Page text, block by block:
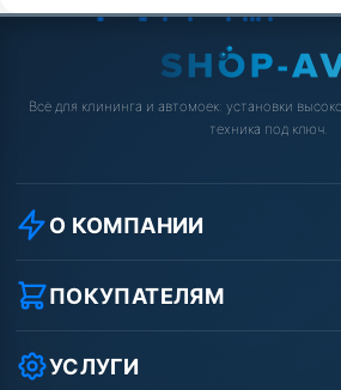
Всё для клининга и автомоек: установки
техника под ключ.
О КОМПАНИИ
О компании
Реквизиты ООО «Шоп АВД»
Условия соглашения
Вакансии
ПОКУПАТЕЛЯМ
Как заказать?
Оплата
УСЛУГИ